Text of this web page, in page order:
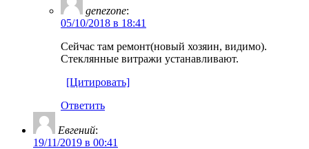
genezone:
05/10/2018 в 18:41
Сейчас там ремонт(новый хозяин, видимо).
Стеклянные витражи устанавливают.
[Цитировать]
Ответить
Евгений:
19/11/2019 в 00:41